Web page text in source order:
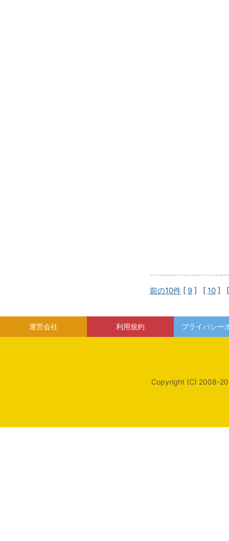
前の10件 [ 9 ] [ 10 ]
運営会社 利用規約 プライバシー
Copyright (C) 2008-